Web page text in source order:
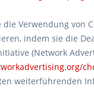
Verwendung von
indem sie die
(Network
weiterführenden